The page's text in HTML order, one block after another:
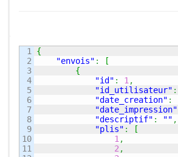
1
2
3
4
5
6
7
8
9
10
11
{
"envois" :
[
{
"id" : 1 ,
"id_utilisateur" :
"date_creation" :
"date_impression"
"descriptif" : "" ,
"plis" :
[
1 ,
2 ,